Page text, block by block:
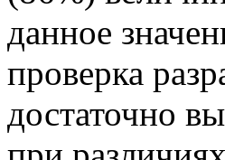
данное
проверка
достаточно